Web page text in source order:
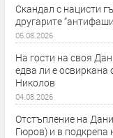
Скандал с нацисти
другарите
05.08.2026
На гости на своя
едва ли е
Николов
04.08.2026
Отстъпление на
Гюров) и в подкрепа